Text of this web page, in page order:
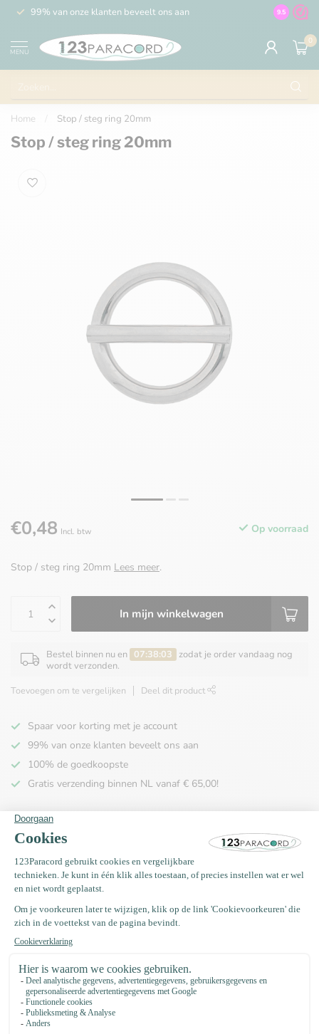
99% van onze klanten beveelt ons aan 100% de
9.5
MENU
0
Home Stop / steg ring 20mm
Stop / steg ring 20mm
€0,48 Incl. btw Op voorraad
Stop / steg ring 20mm Lees meer.
In mijn winkelwagen
Bestel binnen nu en 07:38:03
zodat je order vandaag nog
wordt verzonden.
Toevoegen om te vergelijken Deel dit product
Spaar voor korting met je account
99% van onze klanten beveelt ons aan
100% de goedkoopste
Gratis verzending binnen NL vanaf € 65,00!
Productomschrijving
Specificaties
Recent bekeken